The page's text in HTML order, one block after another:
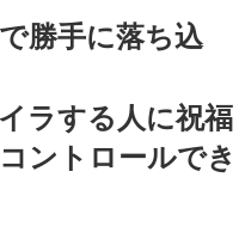
勝手に落ち込
ラする人に祝福
ントロールでき